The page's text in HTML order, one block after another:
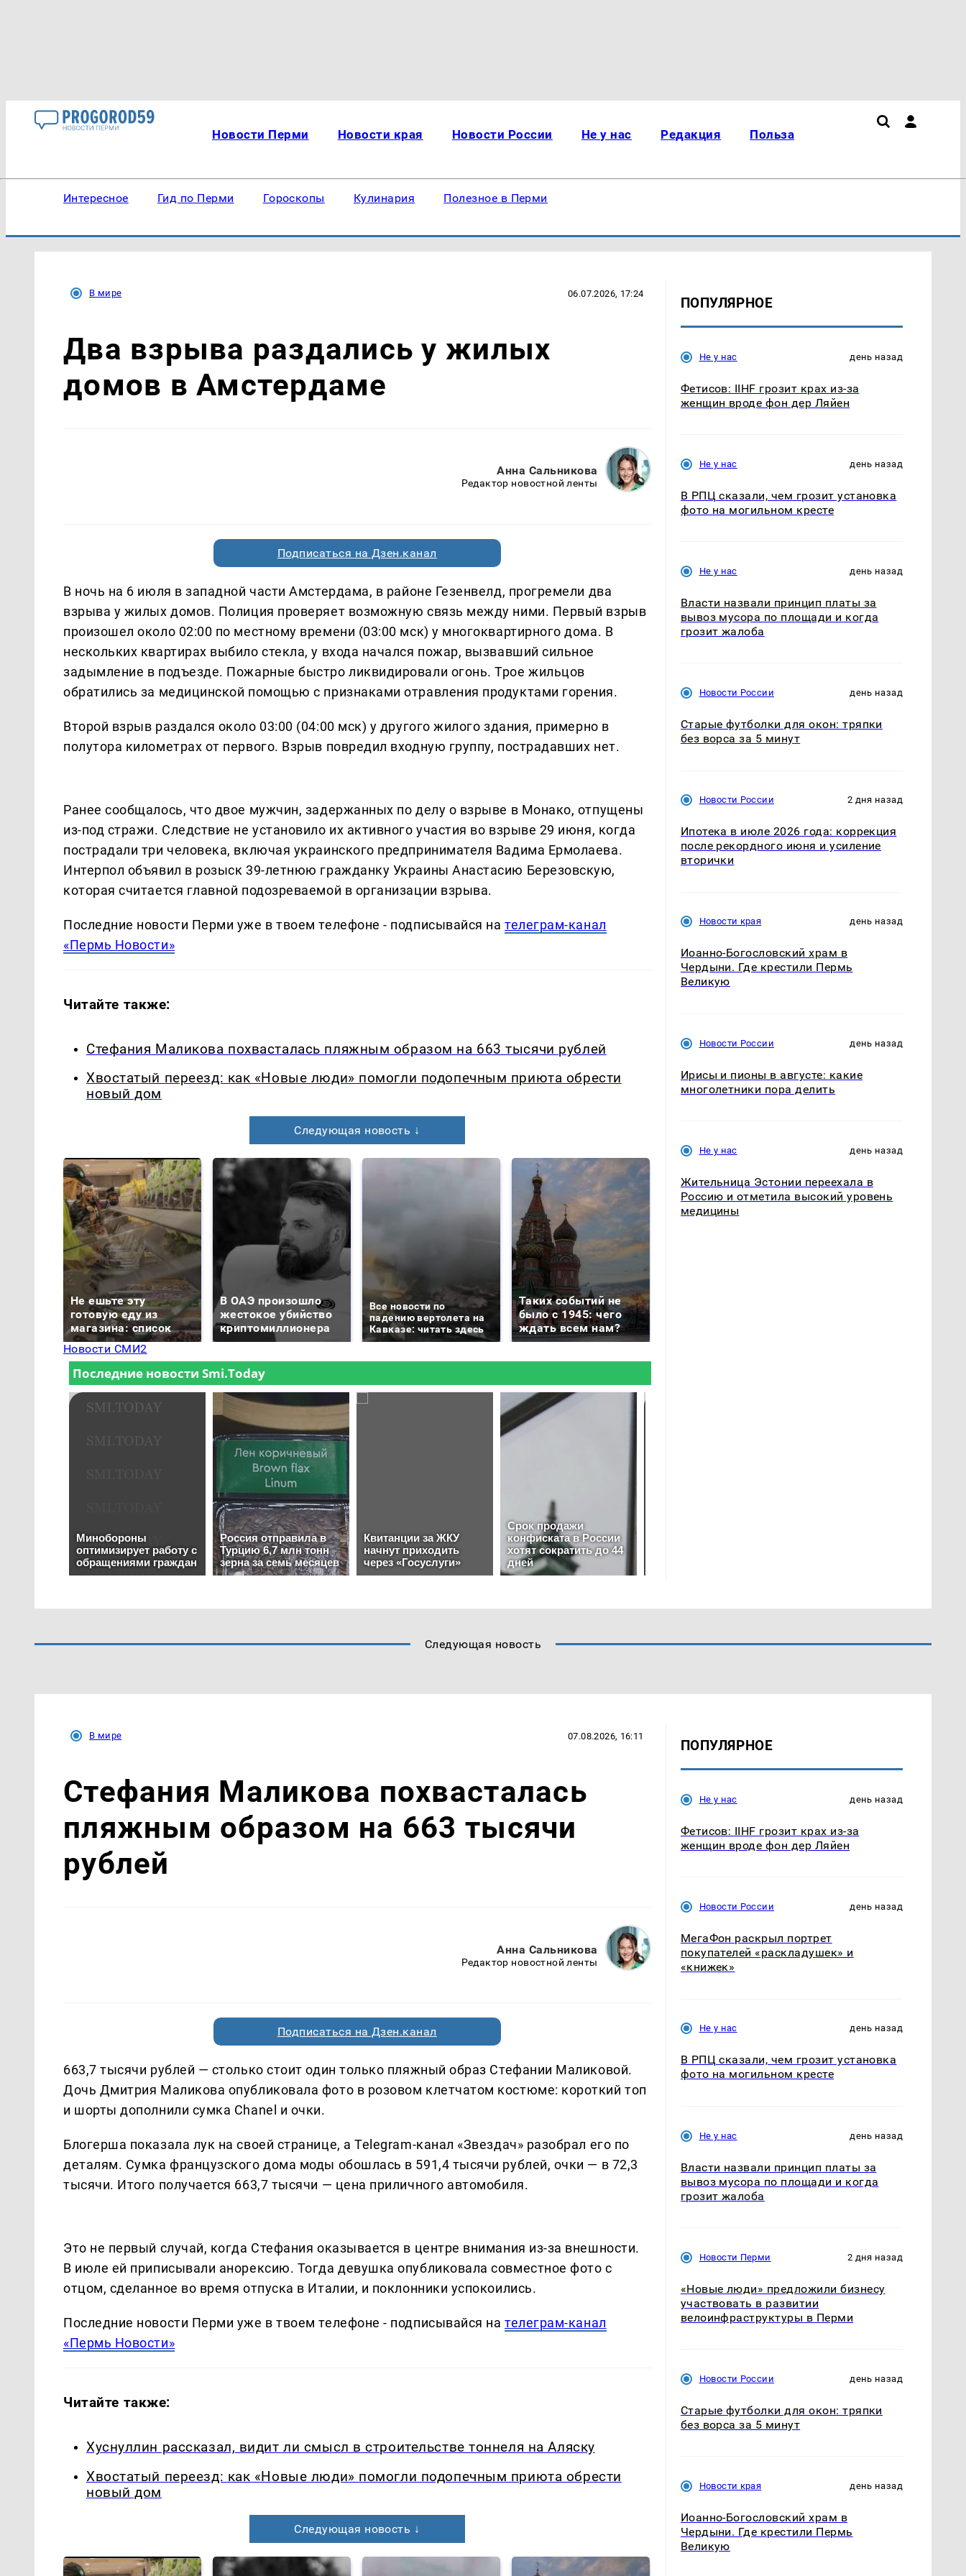
Новости Перми Новости края Новости России Не у нас Редакция Польза
Интересное Гид по Перми Гороскопы Кулинария Полезное в Перми
В мире 06.07.2026, 17:24
Два взрыва раздались у жилых
домов в Амстердаме
Анна Сальникова
Редактор новостной ленты
Подписаться на Дзен.канал
В ночь на 6 июля в западной части Амстердама, в районе Гезенвелд, прогремели два
взрыва у жилых домов. Полиция проверяет возможную связь между ними. Первый взрыв
произошел около 02:00 по местному времени (03:00 мск) у многоквартирного дома. В
нескольких квартирах выбило стекла, у входа начался пожар, вызвавший сильное
задымление в подъезде. Пожарные быстро ликвидировали огонь. Трое жильцов
обратились за медицинской помощью с признаками отравления продуктами горения.
Второй взрыв раздался около 03:00 (04:00 мск) у другого жилого здания, примерно в
полутора километрах от первого. Взрыв повредил входную группу, пострадавших нет.
Ранее сообщалось, что двое мужчин, задержанных по делу о взрыве в Монако, отпущены
из-под стражи. Следствие не установило их активного участия во взрыве 29 июня, когда
пострадали три человека, включая украинского предпринимателя Вадима Ермолаева.
Интерпол объявил в розыск 39-летнюю гражданку Украины Анастасию Березовскую,
которая считается главной подозреваемой в организации взрыва.
Последние новости Перми уже в твоем телефоне - подписывайся нателеграм-канал
«Пермь Новости»
Читайте также:
Стефания Маликова похвасталась пляжным образом на 663 тысячи рублей
Хвостатый переезд: как «Новые люди» помогли подопечным приюта обрести
новый дом
Следующая новость ↓
Не ешьте эту
готовую еду из
магазина: список
В ОАЭ произошло
жестокое убийство
криптомиллионера
Все новости по
падению вертолета на
Кавказе: читать здесь
Таких событий не
было с 1945: чего
ждать всем нам?
Новости СМИ2
ПОПУЛЯРНОЕ
Не у нас день назад
Фетисов: IIHF грозит крах из-за
женщин вроде фон дер Ляйен
Не у нас день назад
В РПЦ сказали, чем грозит установка
фото на могильном кресте
Не у нас день назад
Власти назвали принцип платы за
вывоз мусора по площади и когда
грозит жалоба
Новости России день назад
Старые футболки для окон: тряпки
без ворса за 5 минут
Новости России 2 дня назад
Ипотека в июле 2026 года: коррекция
после рекордного июня и усиление
вторички
Новости края день назад
Иоанно-Богословский храм в
Чердыни. Где крестили Пермь
Великую
Новости России день назад
Ирисы и пионы в августе: какие
многолетники пора делить
Не у нас день назад
Жительница Эстонии переехала в
Россию и отметила высокий уровень
медицины
Следующая новость
В мире 07.08.2026, 16:11
Стефания Маликова похвасталась
пляжным образом на 663 тысячи
рублей
Анна Сальникова
Редактор новостной ленты
Подписаться на Дзен.канал
663,7 тысячи рублей — столько стоит один только пляжный образ Стефании Маликовой.
Дочь Дмитрия Маликова опубликовала фото в розовом клетчатом костюме: короткий топ
и шорты дополнили сумка Chanel и очки.
Блогерша показала лук на своей странице, а Telegram-канал «Звездач» разобрал его по
деталям. Сумка французского дома моды обошлась в 591,4 тысячи рублей, очки — в 72,3
тысячи. Итого получается 663,7 тысячи — цена приличного автомобиля.
Это не первый случай, когда Стефания оказывается в центре внимания из-за внешности.
В июле ей приписывали анорексию. Тогда девушка опубликовала совместное фото с
отцом, сделанное во время отпуска в Италии, и поклонники успокоились.
Последние новости Перми уже в твоем телефоне - подписывайся нателеграм-канал
«Пермь Новости»
Читайте также:
Хуснуллин рассказал, видит ли смысл в строительстве тоннеля на Аляску
Хвостатый переезд: как «Новые люди» помогли подопечным приюта обрести
новый дом
Следующая новость ↓
ПОПУЛЯРНОЕ
Не у нас день назад
Фетисов: IIHF грозит крах из-за
женщин вроде фон дер Ляйен
Новости России день назад
МегаФон раскрыл портрет
покупателей «раскладушек» и
«книжек»
Не у нас день назад
В РПЦ сказали, чем грозит установка
фото на могильном кресте
Не у нас день назад
Власти назвали принцип платы за
вывоз мусора по площади и когда
грозит жалоба
Новости Перми 2 дня назад
«Новые люди» предложили бизнесу
участвовать в развитии
велоинфраструктуры в Перми
Новости России день назад
Старые футболки для окон: тряпки
без ворса за 5 минут
Новости края день назад
Иоанно-Богословский храм в
Чердыни. Где крестили Пермь
Великую